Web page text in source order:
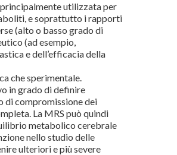
principalmente utilizzata per
e soprattutto i rapporti
(alto o basso grado di
(ad esempio,
e dell’efficacia della
che sperimentale.
in grado di definire
di compromissione dei
La MRS può quindi
metabolico cerebrale
nello studio delle
ulteriori e più severe